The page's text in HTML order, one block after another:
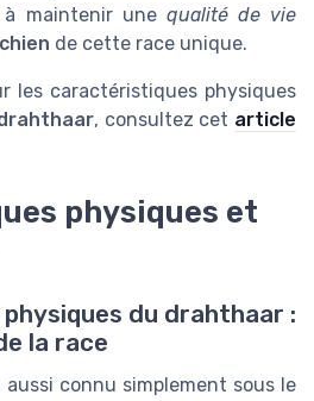
maintenir une qualité de vie
chien de cette race unique.
les caractéristiques physiques
, consultez cet article
physiques et
du drahthaar :
la race
connu simplement sous le